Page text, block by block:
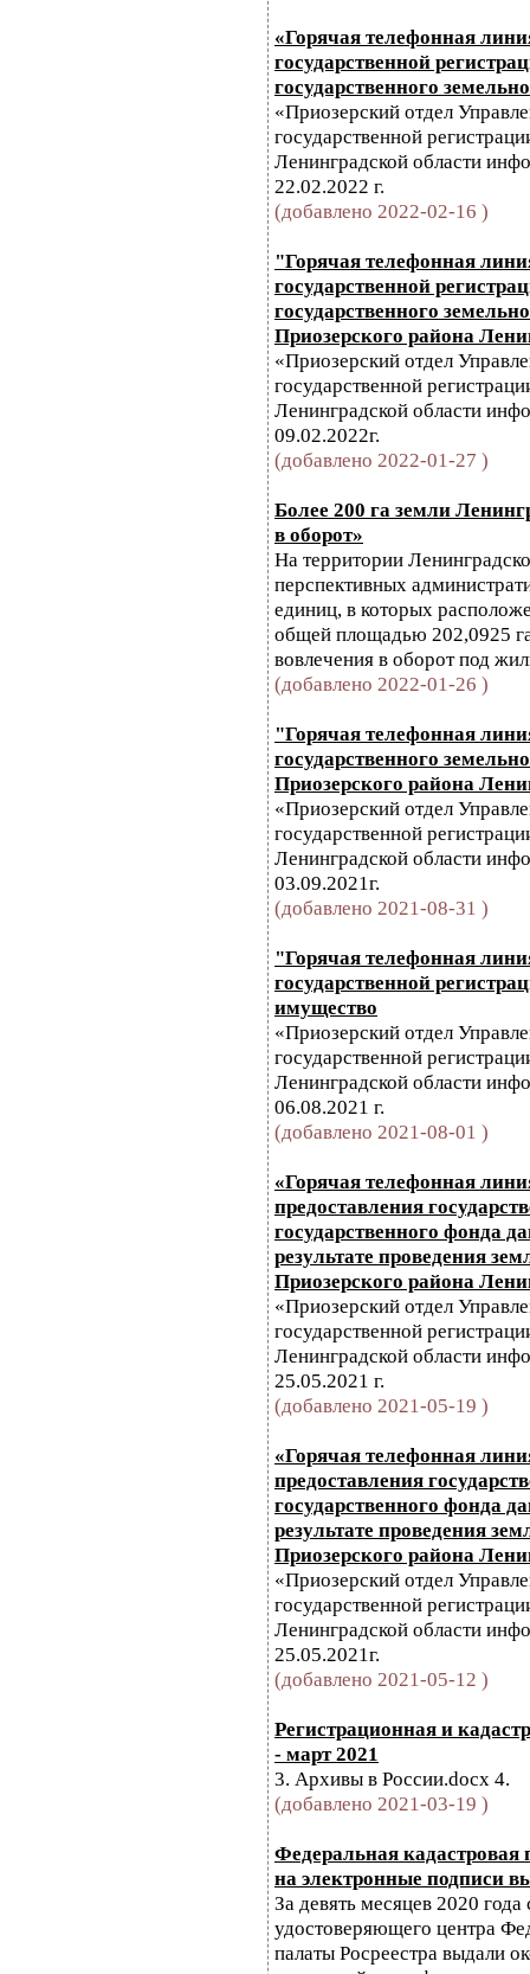
«Горячая телефонная
государственной
государственного
«Приозерский отдел
государственной
Ленинградской области
22.02.2022 г.
(добавлено 2022-02-16 )
"Горячая телефонная
государственной
государственного
Приозерского района
«Приозерский отдел
государственной
Ленинградской области
09.02.2022г.
(добавлено 2022-01-27 )
Более 200 га земли
в оборот»
На территории
перспективных
единиц, в которых
общей площадью 202,0925
вовлечения в оборот под
(добавлено 2022-01-26 )
"Горячая телефонная
государственного
Приозерского района
«Приозерский отдел
государственной
Ленинградской области
03.09.2021г.
(добавлено 2021-08-31 )
"Горячая телефонная
государственной
имущество
«Приозерский отдел
государственной
Ленинградской области
06.08.2021 г.
(добавлено 2021-08-01 )
«Горячая телефонная
предоставления
государственного фонда
результате проведения
Приозерского района
«Приозерский отдел
государственной
Ленинградской области
25.05.2021 г.
(добавлено 2021-05-19 )
«Горячая телефонная
предоставления
государственного фонда
результате проведения
Приозерского района
«Приозерский отдел
государственной
Ленинградской области
25.05.2021г.
(добавлено 2021-05-12 )
Регистрационная и
- март 2021
3. Архивы в России.docx 4.
(добавлено 2021-03-19 )
Федеральная кадастровая
на электронные подписи
За девять месяцев 2020 года
удостоверяющего центра
палаты Росреестра выдали